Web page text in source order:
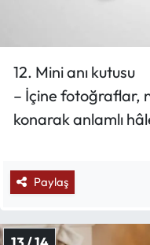
12. Mini anı kutusu
– İçine fotoğraflar,
konarak anlamlı
Paylaş